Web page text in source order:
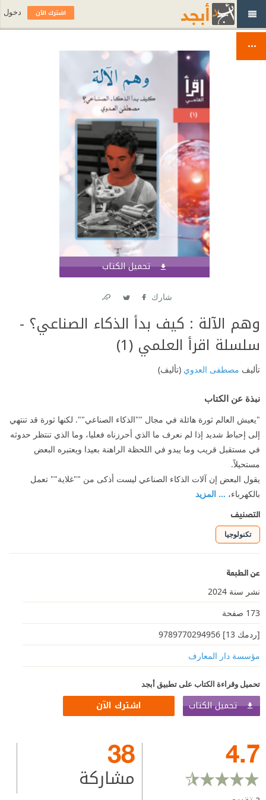
تحميل الكتاب
شارك
وهم الآلة : كيف بدأ الذكاء الصناعي؟ -
سلسلة اقرأ العلمي (1)
تأليف مصطفى العدوي (تأليف)
نبذة عن الكتاب
"يعيش العالم ثورة هائلة في مجال ""الذكاء الصناعي"". لكنها ثورة قد ‏تنتهي
إلى إحباط شديد إذا لم نعرف ما الذي أحرزناه فعليا، وما ‏الذي تنتظر حدوثه
في مستقبل قريب وما يبدو في اللحظة الراهنة ‏بعيدا ويعتبره البعض
مستحيلاً. ‏
يقول البعض إن آلات الذكاء الصناعي ليست أذكى من ""غلاية"" ‏تعمل
بالكهرباء، ... المزيد
التصنيف
تكنولوجيا
عن الطبعة
نشر سنة 2024
173 صفحة
[ردمك 13] 9789770294956
مؤسسة دار المعارف
تحميل وقراءة الكتاب على تطبيق أبجد
تحميل الكتاب اشترك الآن
4.7
38
مشاركة
اشترك الآن دخول